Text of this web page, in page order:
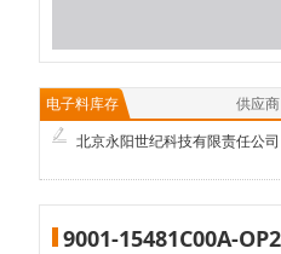
电子料库存 供应商
北京永阳世纪科技有限责任公司
9001-15481C00A-